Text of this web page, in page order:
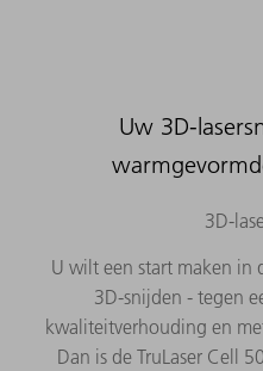
Uw 3D-
3D-
U wilt een start maken in
3D-snijden - tegen
kwaliteitverhouding en
Dan is de TruLaser Cell